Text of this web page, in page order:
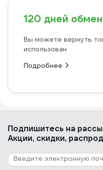
120 дней
Вы можете вернуть
использован
Подробнее
Подпишитесь на
Акции, скидки,